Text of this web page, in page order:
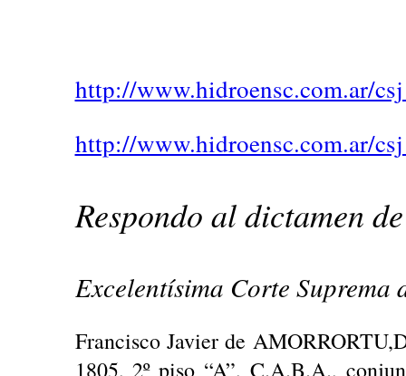
http://www.hidroensc.com.ar/
http://www.hidroensc.com.ar/
Respondo al dictamen
Excelentísima Corte Suprema
Francisco Javier de
1805, 2º piso “A”, C.A.B.A.,